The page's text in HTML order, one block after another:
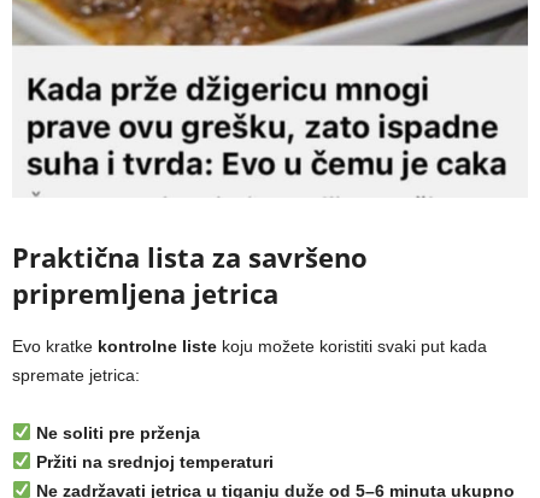
Praktična lista za savršeno
pripremljena jetrica
Evo kratke kontrolne liste koju možete koristiti svaki put kada
spremate jetrica:
Ne soliti pre prženja
Pržiti na srednjoj temperaturi
Ne zadržavati jetrica u tiganju duže od 5–6 minuta ukupno